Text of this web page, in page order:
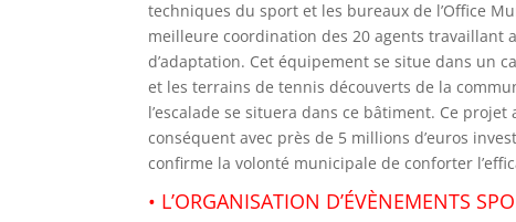
techniques du sport et les bureaux de l’Office
meilleure coordination des 20 agents travaillant
d’adaptation. Cet équipement se situe dans un
et les terrains de tennis découverts de la
l’escalade se situera dans ce bâtiment. Ce
conséquent avec près de 5 millions d’euros
confirme la volonté municipale de conforter
• L’ORGANISATION D’ÉVÈNEMENTS